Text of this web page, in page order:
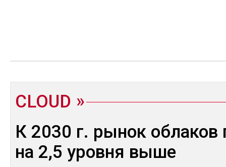
CLOUD
К 2030 г. рынок облаков
на 2,5 уровня выше